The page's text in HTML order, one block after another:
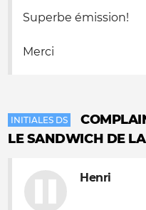
Superbe émission!
Merci
INITIALES DS
LE SANDWICH DE
Henri